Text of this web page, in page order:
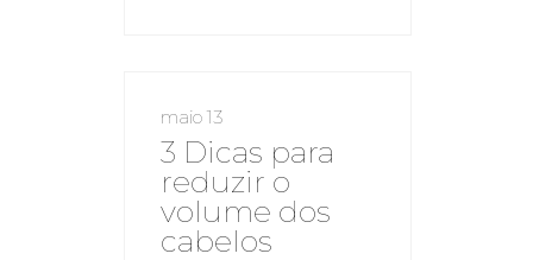
maio 13
3 Dicas para
reduzir o
volume dos
cabelos